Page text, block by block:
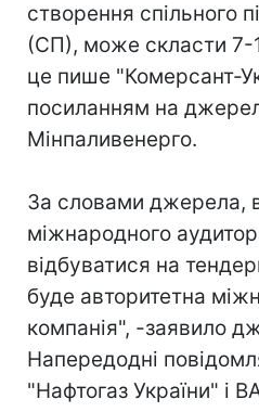
створення спільного
(СП), може скласти
це пише "Комерсант-
посиланням на
Мінпаливенерго.
За словами джерела,
міжнародного
відбуватися на
буде авторитетна
компанія", -заявило
Напередодні
"Нафтогаз України" і